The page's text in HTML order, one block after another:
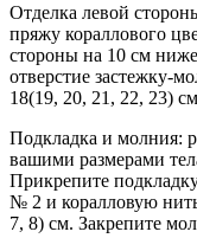
Отделка левой
пряжу кораллового
стороны на 10 см
отверстие застежку-
18(19, 20, 21, 22, 23)
Подкладка и молния:
вашими размерами
Прикрепите
№ 2 и коралловую
7, 8) см. Закрепите